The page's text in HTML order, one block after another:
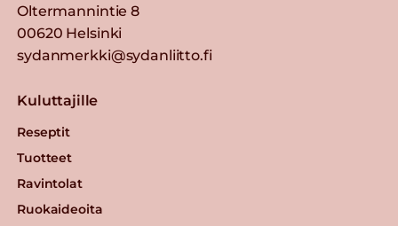
Oltermannintie 8
00620 Helsinki
sydanmerkki@sydanliitto.fi
Kuluttajille
Reseptit
Tuotteet
Ravintolat
Ruokaideoita